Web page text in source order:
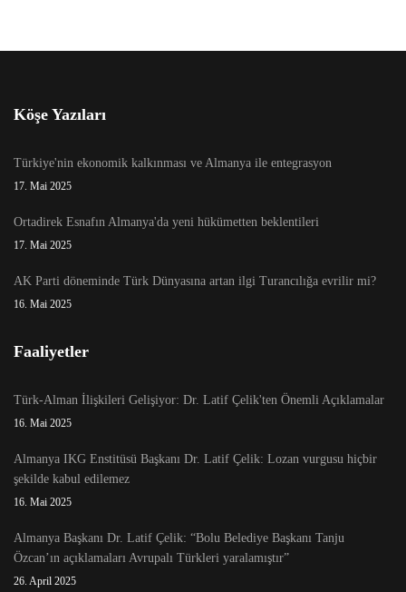
Köşe Yazıları
Türkiye'nin ekonomik kalkınması ve Almanya ile entegrasyon
17. Mai 2025
Ortadirek Esnafın Almanya'da yeni hükümetten beklentileri
17. Mai 2025
AK Parti döneminde Türk Dünyasına artan ilgi Turancılığa evrilir mi?
16. Mai 2025
Faaliyetler
Türk-Alman İlişkileri Gelişiyor: Dr. Latif Çelik'ten Önemli Açıklamalar
16. Mai 2025
Almanya IKG Enstitüsü Başkanı Dr. Latif Çelik: Lozan vurgusu hiçbir
şekilde kabul edilemez
16. Mai 2025
Almanya Başkanı Dr. Latif Çelik: “Bolu Belediye Başkanı Tanju
Özcan’ın açıklamaları Avrupalı Türkleri yaralamıştır”
26. April 2025